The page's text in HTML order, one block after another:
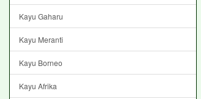
Kayu Gaharu
Kayu Meranti
Kayu Borneo
Kayu Afrika